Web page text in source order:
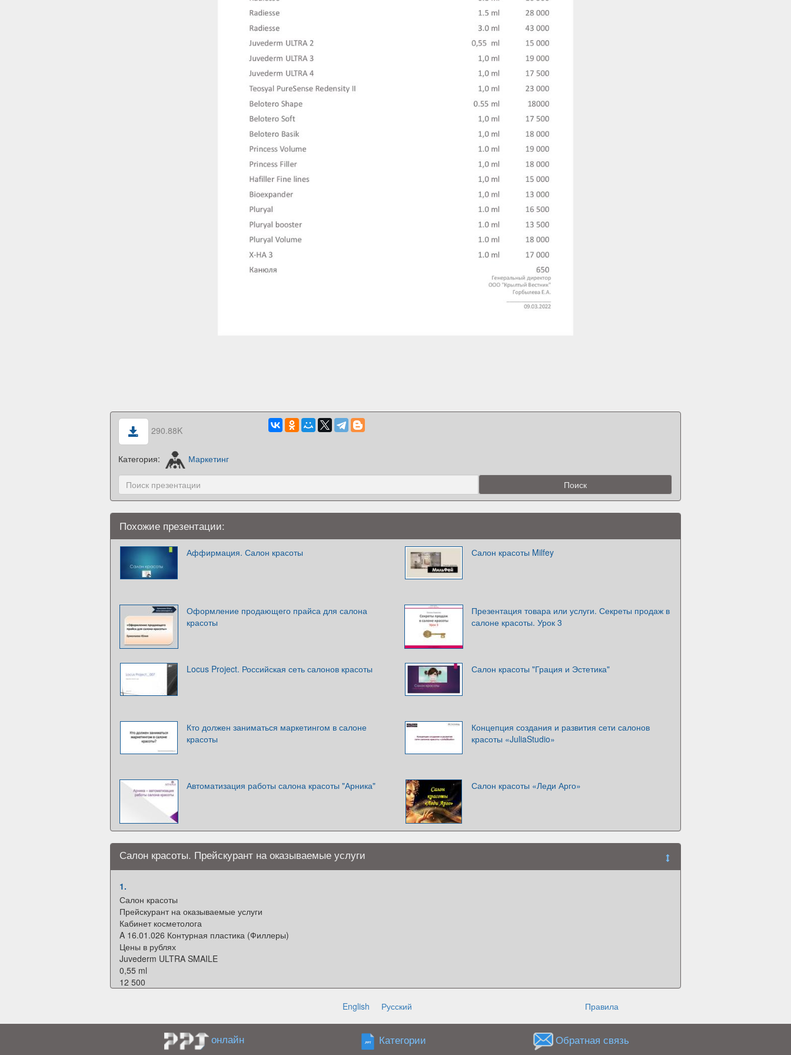
290.88K
Категория: Маркетинг
Похожие презентации:
Аффирмация. Салон красоты Салон красоты Milfey
Оформление продающего прайса для салона
красоты
Презентация товара или услуги. Секреты продаж в
салоне красоты. Урок 3
Locus Project. Российская сеть салонов красоты Салон красоты "Грация и Эстетика"
Кто должен заниматься маркетингом в салоне
красоты
Концепция создания и развития сети салонов
красоты «JuliaStudio»
Автоматизация работы салона красоты "Арника" Салон красоты «Леди Арго»
Салон красоты. Прейскурант на оказываемые услуги
1.
Салон красоты
Прейскурант на оказываемые услуги
Кабинет косметолога
A 16.01.026 Контурная пластика (Филлеры)
Цены в рублях
Juvederm ULTRA SMAILE
0,55 ml
12 500
English Русский Правила
онлайн Категории Обратная связь